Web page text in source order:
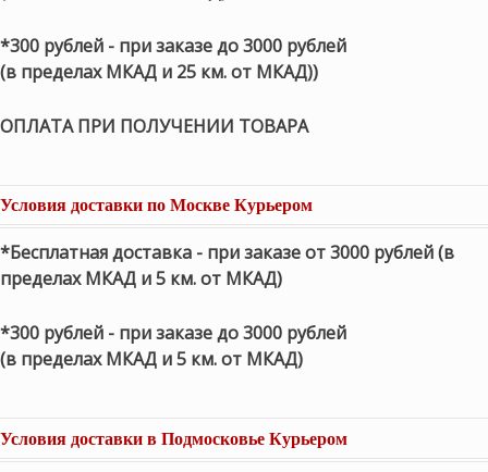
*300 рублей - при заказе до 3000 рублей
(в пределах МКАД и 25 км. от МКАД))
ОПЛАТА ПРИ ПОЛУЧЕНИИ ТОВАРА
Условия доставки по Москве Курьером
*Бесплатная доставка - при заказе от 3000 рублей (в
пределах МКАД и 5 км. от МКАД)
*300 рублей - при заказе до 3000 рублей
(в пределах МКАД и 5 км. от МКАД)
Условия доставки в Подмосковье Курьером